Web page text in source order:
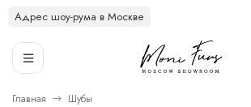
Адрес шоу-рума в Москве
Главная Шубы